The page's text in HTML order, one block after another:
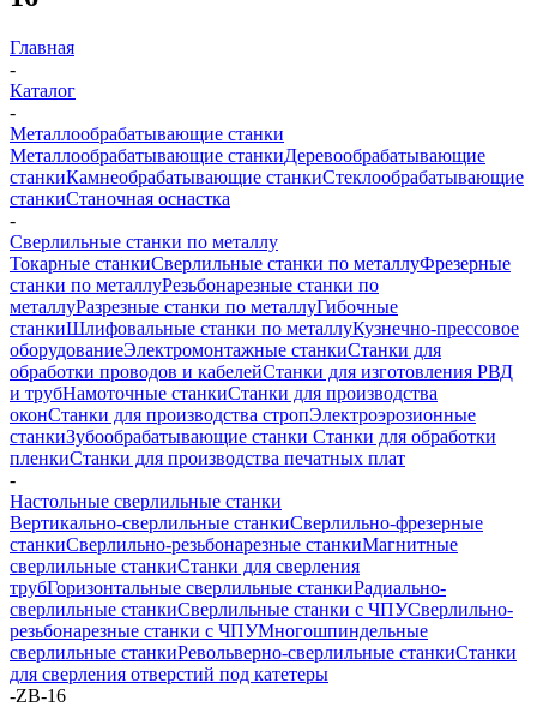
Главная
-
Каталог
-
Металлообрабатывающие станки
Металлообрабатывающие станкиДеревообрабатывающие
станкиКамнеобрабатывающие станкиСтеклообрабатывающие
станкиСтаночная оснастка
-
Сверлильные станки по металлу
Токарные станкиСверлильные станки по металлуФрезерные
станки по металлуРезьбонарезные станки по
металлуРазрезные станки по металлуГибочные
станкиШлифовальные станки по металлуКузнечно-прессовое
оборудованиеЭлектромонтажные станкиСтанки для
обработки проводов и кабелейСтанки для изготовления РВД
и трубНамоточные станкиСтанки для производства
оконСтанки для производства стропЭлектроэрозионные
станкиЗубообрабатывающие станки Станки для обработки
пленкиСтанки для производства печатных плат
-
Настольные сверлильные станки
Вертикально-сверлильные станкиСверлильно-фрезерные
станкиСверлильно-резьбонарезные станкиМагнитные
сверлильные станкиСтанки для сверления
трубГоризонтальные сверлильные станкиРадиально-
сверлильные станкиСверлильные станки с ЧПУСверлильно-
резьбонарезные станки с ЧПУМногошпиндельные
сверлильные станкиРевольверно-сверлильные станкиСтанки
для сверления отверстий под катетеры
-ZB-16